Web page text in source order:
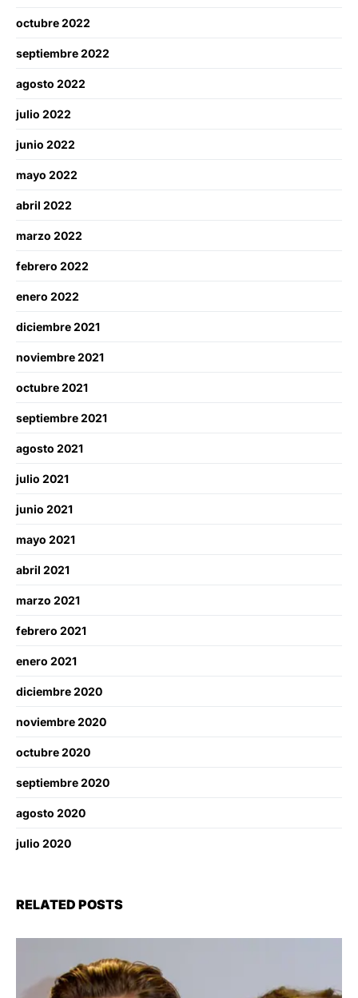
octubre 2022
septiembre 2022
agosto 2022
julio 2022
junio 2022
mayo 2022
abril 2022
marzo 2022
febrero 2022
enero 2022
diciembre 2021
noviembre 2021
octubre 2021
septiembre 2021
agosto 2021
julio 2021
junio 2021
mayo 2021
abril 2021
marzo 2021
febrero 2021
enero 2021
diciembre 2020
noviembre 2020
octubre 2020
septiembre 2020
agosto 2020
julio 2020
RELATED POSTS